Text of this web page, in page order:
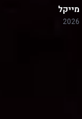
מייקל
2026